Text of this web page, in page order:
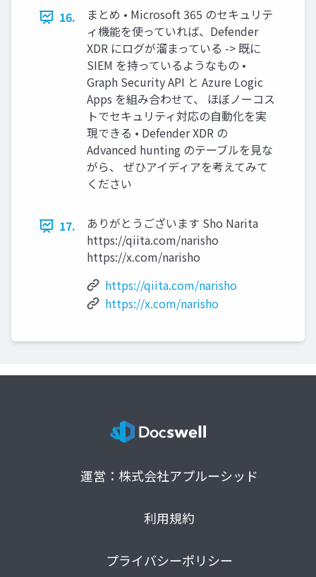
16.
まとめ • Microsoft 365 のセキュリテ
ィ機能を使っていれば、Defender
XDR にログが溜まっている -> 既に
SIEM を持っているようなもの •
Graph Security API と Azure Logic
Apps を組み合わせて、 ほぼノーコス
トでセキュリティ対応の自動化を実
現できる • Defender XDR の
Advanced hunting のテーブルを見な
がら、 ぜひアイディアを考えてみて
ください
17.
ありがとうございます Sho Narita
https://qiita.com/narisho
https://x.com/narisho
https://qiita.com/narisho
https://x.com/narisho
運営：株式会社アプルーシッド
利用規約
プライバシーポリシー